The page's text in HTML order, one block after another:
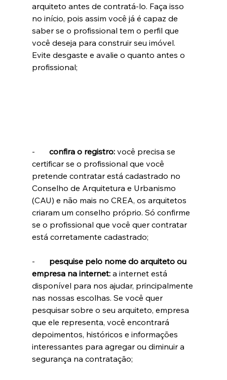
arquiteto antes de contratá-lo. Faça isso
no início, pois assim você já é capaz de
saber se o profissional tem o perfil que
você deseja para construir seu imóvel.
Evite desgaste e avalie o quanto antes o
profissional;
- confira o registro: você precisa se
certificar se o profissional que você
pretende contratar está cadastrado no
Conselho de Arquitetura e Urbanismo
(CAU) e não mais no CREA, os arquitetos
criaram um conselho próprio. Só confirme
se o profissional que você quer contratar
está corretamente cadastrado;
- pesquise pelo nome do arquiteto ou
empresa na internet: a internet está
disponível para nos ajudar, principalmente
nas nossas escolhas. Se você quer
pesquisar sobre o seu arquiteto, empresa
que ele representa, você encontrará
depoimentos, históricos e informações
interessantes para agregar ou diminuir a
segurança na contratação;